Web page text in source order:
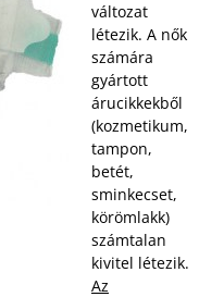
változat
létezik. A nők
számára
gyártott
árucikkekből
(kozmetikum,
tampon,
betét,
sminkecset,
körömlakk)
számtalan
kivitel létezik.
Az